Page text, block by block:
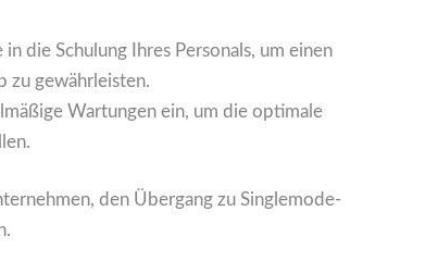
in die Schulung Ihres Personals, um einen
zu gewährleisten.
Wartungen ein, um die optimale
den Übergang zu Singlemode-